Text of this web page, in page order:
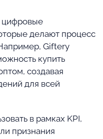
цифровые
делают процесс
Giftery
купить
создавая
для всей
в рамках KPI,
признания